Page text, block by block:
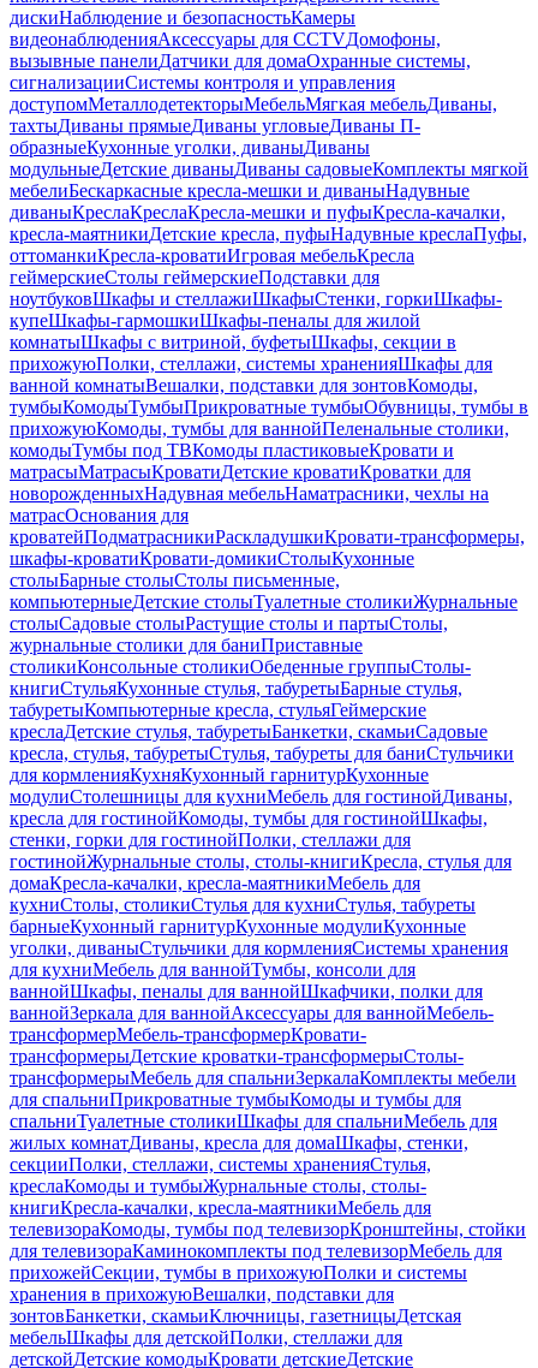
дискиНаблюдение и безопасностьКамеры
видеонаблюденияАксессуары для CCTVДомофоны,
вызывные панелиДатчики для домаОхранные системы,
сигнализацииСистемы контроля и управления
доступомМеталлодетекторыМебельМягкая мебельДиваны,
тахтыДиваны прямыеДиваны угловыеДиваны П-
образныеКухонные уголки, диваныДиваны
модульныеДетские диваныДиваны садовыеКомплекты мягкой
мебелиБескаркасные кресла-мешки и диваныНадувные
диваныКреслаКреслаКресла-мешки и пуфыКресла-качалки,
кресла-маятникиДетские кресла, пуфыНадувные креслаПуфы,
оттоманкиКресла-кроватиИгровая мебельКресла
геймерскиеСтолы геймерскиеПодставки для
ноутбуковШкафы и стеллажиШкафыСтенки, горкиШкафы-
купеШкафы-гармошкиШкафы-пеналы для жилой
комнатыШкафы с витриной, буфетыШкафы, секции в
прихожуюПолки, стеллажи, системы храненияШкафы для
ванной комнатыВешалки, подставки для зонтовКомоды,
тумбыКомодыТумбыПрикроватные тумбыОбувницы, тумбы в
прихожуюКомоды, тумбы для ваннойПеленальные столики,
комодыТумбы под ТВКомоды пластиковыеКровати и
матрасыМатрасыКроватиДетские кроватиКроватки для
новорожденныхНадувная мебельНаматрасники, чехлы на
матрасОснования для
кроватейПодматрасникиРаскладушкиКровати-трансформеры,
шкафы-кроватиКровати-домикиСтолыКухонные
столыБарные столыСтолы письменные,
компьютерныеДетские столыТуалетные столикиЖурнальные
столыСадовые столыРастущие столы и партыСтолы,
журнальные столики для баниПриставные
столикиКонсольные столикиОбеденные группыСтолы-
книгиСтульяКухонные стулья, табуретыБарные стулья,
табуретыКомпьютерные кресла, стульяГеймерские
креслаДетские стулья, табуретыБанкетки, скамьиСадовые
кресла, стулья, табуретыСтулья, табуреты для баниСтульчики
для кормленияКухняКухонный гарнитурКухонные
модулиСтолешницы для кухниМебель для гостинойДиваны,
кресла для гостинойКомоды, тумбы для гостинойШкафы,
стенки, горки для гостинойПолки, стеллажи для
гостинойЖурнальные столы, столы-книгиКресла, стулья для
домаКресла-качалки, кресла-маятникиМебель для
кухниСтолы, столикиСтулья для кухниСтулья, табуреты
барныеКухонный гарнитурКухонные модулиКухонные
уголки, диваныСтульчики для кормленияСистемы хранения
для кухниМебель для ваннойТумбы, консоли для
ваннойШкафы, пеналы для ваннойШкафчики, полки для
ваннойЗеркала для ваннойАксессуары для ваннойМебель-
трансформерМебель-трансформерКровати-
трансформерыДетские кроватки-трансформерыСтолы-
трансформерыМебель для спальниЗеркалаКомплекты мебели
для спальниПрикроватные тумбыКомоды и тумбы для
спальниТуалетные столикиШкафы для спальниМебель для
жилых комнатДиваны, кресла для домаШкафы, стенки,
секцииПолки, стеллажи, системы храненияСтулья,
креслаКомоды и тумбыЖурнальные столы, столы-
книгиКресла-качалки, кресла-маятникиМебель для
телевизораКомоды, тумбы под телевизорКронштейны, стойки
для телевизораКаминокомплекты под телевизорМебель для
прихожейСекции, тумбы в прихожуюПолки и системы
хранения в прихожуюВешалки, подставки для
зонтовБанкетки, скамьиКлючницы, газетницыДетская
мебельШкафы для детскойПолки, стеллажи для
детскойДетские комодыКровати детскиеДетские